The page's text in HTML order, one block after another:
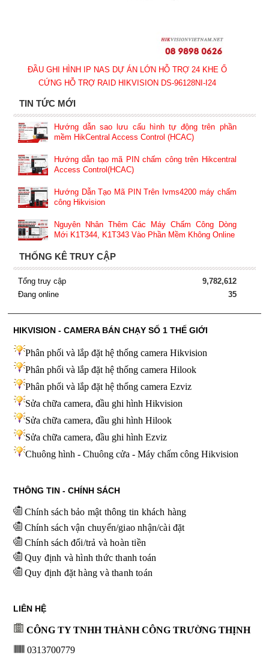
ĐẦU GHI HÌNH IP NAS DỰ ÁN LỚN HỖ TRỢ 24 KHE Ổ
CỨNG HỖ TRỢ RAID HIKVISION DS-96128NI-I24
TIN TỨC MỚI
Hướng dẫn sao lưu cấu hình tự động trên phần
mềm HikCentral Access Control (HCAC)
Hướng dẫn tạo mã PIN chấm công trên Hikcentral
Access Control(HCAC)
Hướng Dẫn Tạo Mã PIN Trên Ivms4200 máy chấm
công Hikvision
Nguyên Nhân Thêm Các Máy Chấm Công Dòng
Mới K1T344, K1T343 Vào Phần Mềm Không Online
THỐNG KÊ TRUY CẬP
Tổng truy cập
9,782,612
Đang online
35
HIKVISION - CAMERA BÁN CHẠY SỐ 1 THẾ GIỚI
Phân phối và lắp đặt hệ thống camera Hikvision
Phân phối và lắp đặt hệ thống camera Hilook
Phân phối và lắp đặt hệ thống camera Ezviz
Sửa chữa camera, đầu ghi hình Hikvision
Sửa chữa camera, đầu ghi hình Hilook
Sửa chữa camera, đầu ghi hình Ezviz
Chuông hình - Chuông cửa - Máy chấm công Hikvision
THÔNG TIN - CHÍNH SÁCH
Chính sách bảo mật thông tin khách hàng
Chính sách vận chuyển/giao nhận/cài đặt
Chính sách đổi/trả và hoàn tiền
Quy định và hình thức thanh toán
Quy định đặt hàng và thanh toán
LIÊN HỆ
CÔNG TY TNHH THÀNH CÔNG TRƯỜNG THỊNH
0313700779